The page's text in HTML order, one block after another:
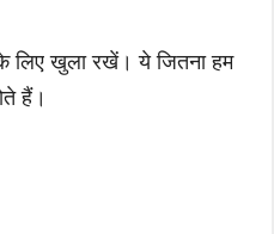
लिए खुला रखें। ये जितना हम
हैं।